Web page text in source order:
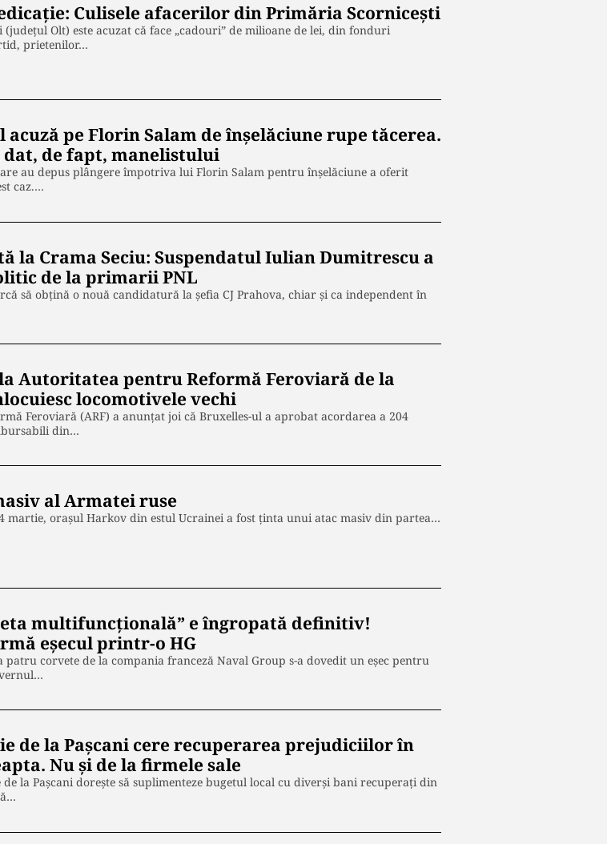
Culisele afacerilor din Primăria Scornicești
Olt) este acuzat că face „cadouri” de milioane de lei, din fonduri
prietenilor…
pe Florin Salam de înșelăciune rupe tăcerea.
de fapt, manelistului
au depus plângere împotriva lui Florin Salam pentru înșelăciune a oferit
caz.…
la Crama Seciu: Suspendatul Iulian Dumitrescu a
de la primarii PNL
să obțină o nouă candidatură la șefia CJ Prahova, chiar și ca independent în
Autoritatea pentru Reformă Feroviară de la
locomotivele vechi
Feroviară (ARF) a anunțat joi că Bruxelles-ul a aprobat acordarea a 204
din…
al Armatei ruse
martie, orașul Harkov din estul Ucrainei a fost ținta unui atac masiv din partea…
multifuncțională” e îngropată definitiv!
eșecul printr-o HG
patru corvete de la compania franceză Naval Group s-a dovedit un eșec pentru
de la Pașcani cere recuperarea prejudiciilor în
Nu și de la firmele sale
la Pașcani dorește să suplimenteze bugetul local cu diverși bani recuperați din